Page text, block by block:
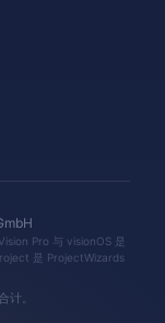
Pro 与 visionOS 是
是 ProjectWizards
。